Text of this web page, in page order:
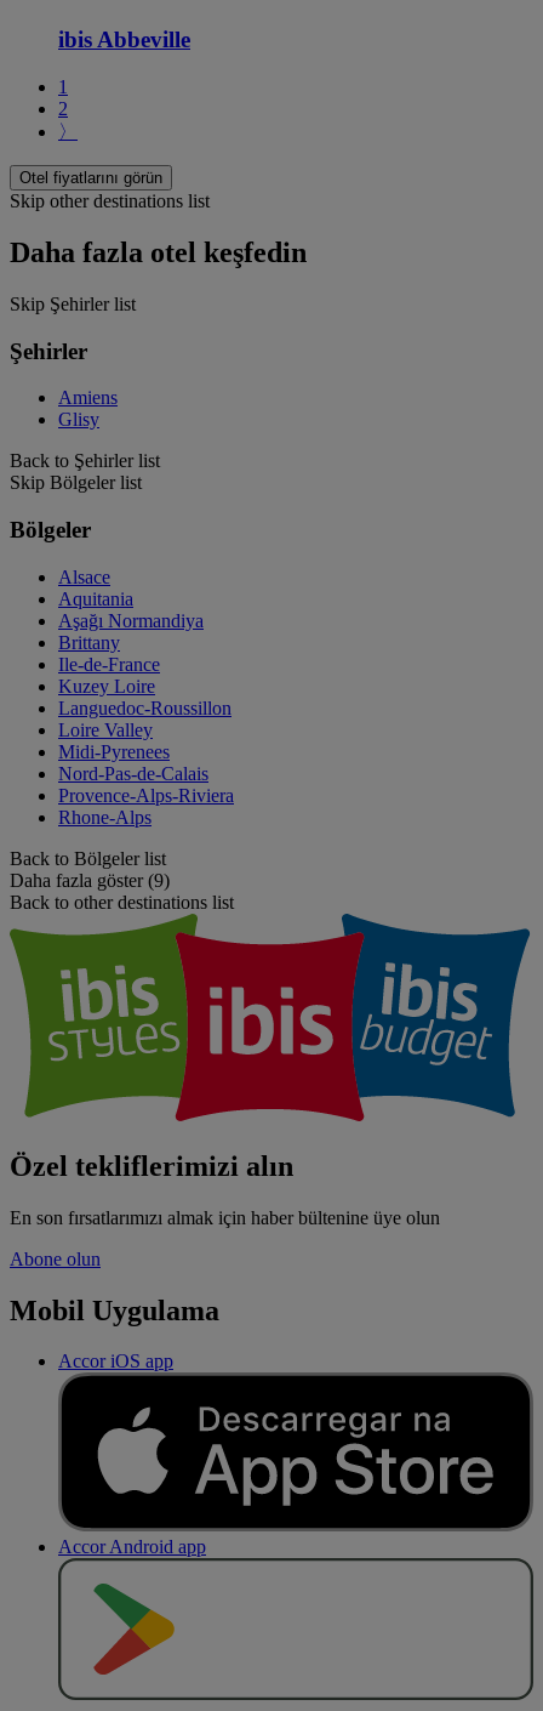
ibis Abbeville
1
2
〉
Otel fiyatlarını görün
Skip other destinations list
Daha fazla otel keşfedin
Skip Şehirler list
Şehirler
Amiens
Glisy
Back to Şehirler list
Skip Bölgeler list
Bölgeler
Alsace
Aquitania
Aşağı Normandiya
Brittany
Ile-de-France
Kuzey Loire
Languedoc-Roussillon
Loire Valley
Midi-Pyrenees
Nord-Pas-de-Calais
Provence-Alps-Riviera
Rhone-Alps
Back to Bölgeler list
Daha fazla göster (9)
Back to other destinations list
Özel tekliflerimizi alın
En son fırsatlarımızı almak için haber bültenine üye olun
Abone olun
Mobil Uygulama
Accor iOS app
Accor Android app